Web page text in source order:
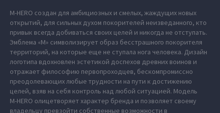
M‑HERO создан для амбициозных и смелых, жаждущих новых
открытий, для сильных духом покорителей неизведанного, кто
привык всегда добиваться своих целей и никогда не отступать.
Эмблема «М» символизирует образ бесстрашного покорителя
территорий, на которые еще не ступала нога человека. Дизайн
логотипа вдохновлен эстетикой доспехов древних воинов и
отражает философию первопроходцев, бескомпромиссно
преодолевающих любые трудности на пути к достижению
целей, взяв на себя контроль над любой ситуацией. Модель
M‑HERO олицетворяет характер бренда и позволяет своему
владельцу превзойти собственные возможности в